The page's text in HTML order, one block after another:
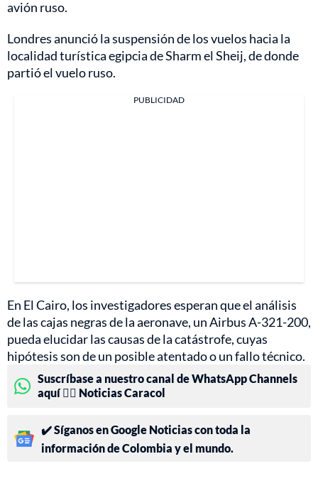
avión ruso.
Londres anunció la suspensión de los vuelos hacia la
localidad turística egipcia de Sharm el Sheij, de donde
partió el vuelo ruso.
PUBLICIDAD
En El Cairo, los investigadores esperan que el análisis
de las cajas negras de la aeronave, un Airbus A-321-200,
pueda elucidar las causas de la catástrofe, cuyas
hipótesis son de un posible atentado o un fallo técnico.
Suscríbase a nuestro canal de WhatsApp Channels
aquí 👉🏻 Noticias Caracol
✔️ Síganos en Google Noticias con toda la
información de Colombia y el mundo.